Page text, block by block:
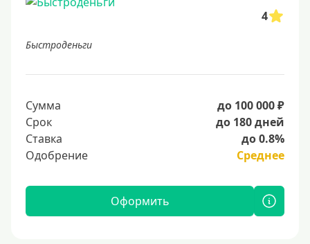
4
Быстроденьги
Сумма
до 100 000 ₽
Срок
до 180 дней
Ставка
до 0.8%
Одобрение
Среднее
Оформить